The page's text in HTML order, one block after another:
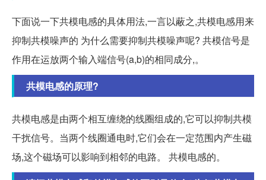
下面说一下共模电感的具体用法,一言以蔽之,共模电感用来
抑制共模噪声的 为什么需要抑制共模噪声呢? 共模信号是
作用在运放两个输入端信号(a,b)的相同成分,。
共模电感的原理?
共模电感是由两个相互缠绕的线圈组成的,它可以抑制共模
干扰信号。当两个线圈通电时,它们会在一定范围内产生磁
场,这个磁场可以影响到相邻的电路。 共模电感的。